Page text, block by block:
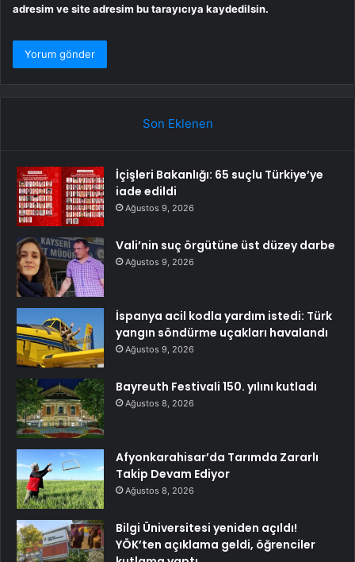
adresim ve site adresim bu tarayıcıya kaydedilsin.
Son Eklenen
İçişleri Bakanlığı: 65 suçlu Türkiye’ye
iade edildi
Ağustos 9, 2026
Vali’nin suç örgütüne üst düzey darbe
Ağustos 9, 2026
İspanya acil kodla yardım istedi: Türk
yangın söndürme uçakları havalandı
Ağustos 9, 2026
Bayreuth Festivali 150. yılını kutladı
Ağustos 8, 2026
Afyonkarahisar’da Tarımda Zararlı
Takip Devam Ediyor
Ağustos 8, 2026
Bilgi Üniversitesi yeniden açıldı!
YÖK’ten açıklama geldi, öğrenciler